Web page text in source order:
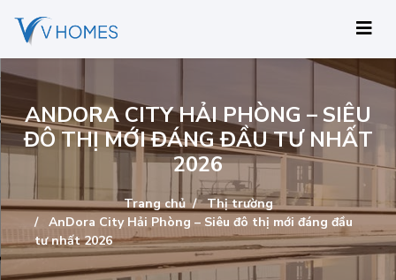
ANDORA CITY HẢI PHÒNG – SIÊU
ĐÔ THỊ MỚI ĐÁNG ĐẦU TƯ NHẤT
2026
Trang chủ
Thị trường
AnDora City Hải Phòng – Siêu đô thị mới đáng đầu
tư nhất 2026